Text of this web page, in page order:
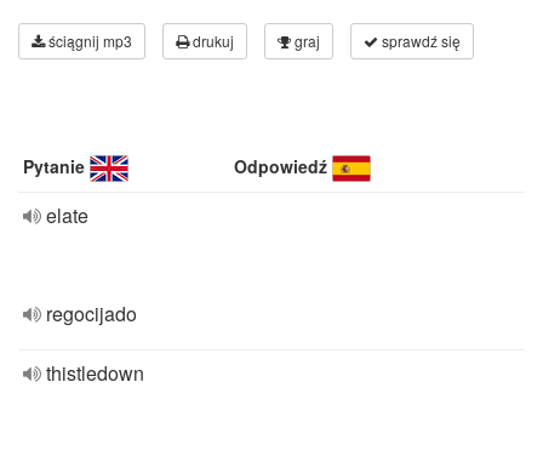
ściągnij mp3 drukuj graj sprawdź się
Pytanie Odpowiedź
elate
regocijado
thistledown